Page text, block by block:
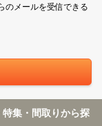
のメールを受信できる
集・間取りから探